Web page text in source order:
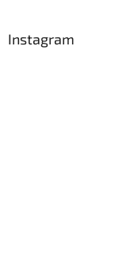
Instagram